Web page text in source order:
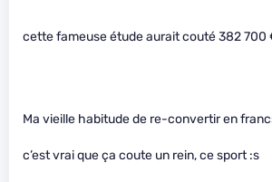
cette fameuse étude aurait couté 382 700
Ma vieille habitude de re-convertir en
c’est vrai que ça coute un rein, ce sport :s